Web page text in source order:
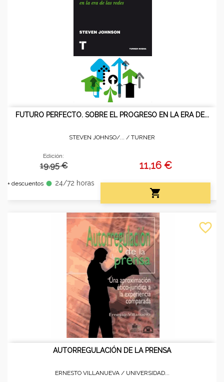
FUTURO PERFECTO. SOBRE EL PROGRESO EN LA ERA DE...
STEVEN JOHNSO/... / TURNER
Edición:
19.95 €
+ descuentos fiber_manual_record 24/72 horas
11,16 €

AUTORREGULACIÓN DE LA PRENSA
ERNESTO VILLANUEVA / UNIVERSIDAD...
favorite_border